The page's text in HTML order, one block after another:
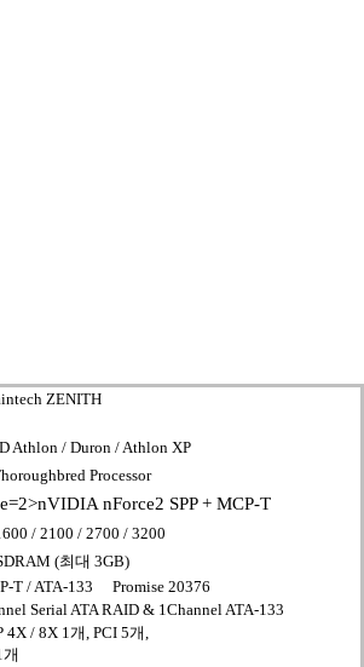
ZENITH
Athlon / Duron / Athlon XP
Processor
nForce2 SPP + MCP-T
/ 2100 / 2700 / 3200
(최대 3GB)
T / ATA-133 Promise 20376
Serial ATA RAID & 1Channel ATA-133
4X / 8X 1개, PCI 5개,